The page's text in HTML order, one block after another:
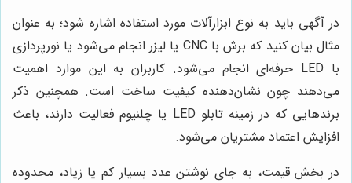
در آگهی باید به نوع ابزارآلات مورد استفاده اشاره شود؛ به عنوان
مثال بیان کنید که برش با CNC یا لیزر انجام می‌شود یا نورپردازی
با LED حرفه‌ای انجام می‌شود. کاربران به این موارد اهمیت
می‌دهند چون نشان‌دهنده کیفیت ساخت است. همچنین ذکر
برندهایی که در زمینه تابلو LED یا چلنیوم فعالیت دارند، باعث
افزایش اعتماد مشتریان می‌شود.
در بخش قیمت، به جای نوشتن عدد بسیار کم یا زیاد، محدوده